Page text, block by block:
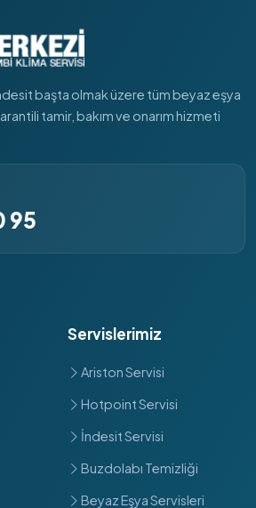
başta olmak üzere tüm beyaz eşya
tamir, bakım ve onarım hizmeti
95
Servislerimiz
Ariston Servisi
Hotpoint Servisi
İndesit Servisi
Buzdolabı Temizliği
Beyaz Eşya Servisleri